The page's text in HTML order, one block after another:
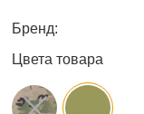
Бренд:
Цвета товара